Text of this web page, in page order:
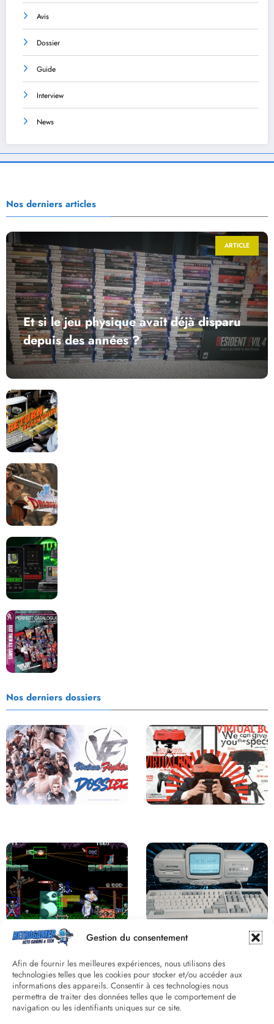
Gestion du consentement
Afin de fournir les meilleures expériences, nous utilisons des
technologies telles que les cookies pour stocker et/ou accéder aux
informations des appareils. Consentir à ces technologies nous
permettra de traiter des données telles que le comportement de
navigation ou les identifiants uniques sur ce site.
Avis
Dossier
Guide
Interview
News
Nos derniers articles
ARTICLE
Et si le jeu physique avait déjà disparu
depuis des années ?
Nos derniers dossiers
Derrière le pixel : L’art caché de la
hitbox
Une machine incroyable et
inconnue : le Batong BT-686